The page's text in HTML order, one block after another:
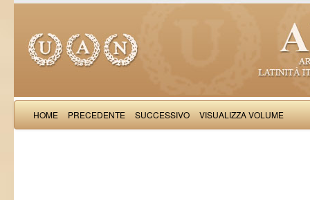
HOME PRECEDENTE SUCCESSIVO VISUALIZZA VOLUME